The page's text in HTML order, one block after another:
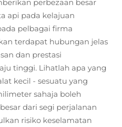
perbezaan besar
api pada kelajuan
pelbagai firma
terdapat hubungan jelas
dan prestasi
tinggi. Lihatlah apa yang
kecil - sesuatu yang
sahaja boleh
dari segi perjalanan
risiko keselamatan